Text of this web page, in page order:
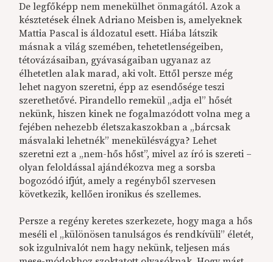
De legfőképp nem menekülhet önmagától. Azok a
késztetések élnek Adriano Meisben is, amelyeknek
Mattia Pascal is áldozatul esett. Hiába látszik
másnak a világ szemében, tehetetlenségeiben,
tétovázásaiban, gyávaságaiban ugyanaz az
élhetetlen alak marad, aki volt. Ettől persze még
lehet nagyon szeretni, épp az esendősége teszi
szerethetővé. Pirandello remekül „adja el” hősét
nekünk, hiszen kinek ne fogalmazódott volna meg a
fejében nehezebb életszakaszokban a „bárcsak
másvalaki lehetnék” menekülésvágya? Lehet
szeretni ezt a „nem-hős hőst”, mivel az író is szereti –
olyan feloldással ajándékozva meg a sorsba
bogozódó ifjút, amely a regényből szervesen
következik, kellően ironikus és szellemes.
Persze a regény keretes szerkezete, hogy maga a hős
meséli el „különösen tanulságos és rendkívüli” életét,
sok izgulnivalót nem hagy nekünk, teljesen más